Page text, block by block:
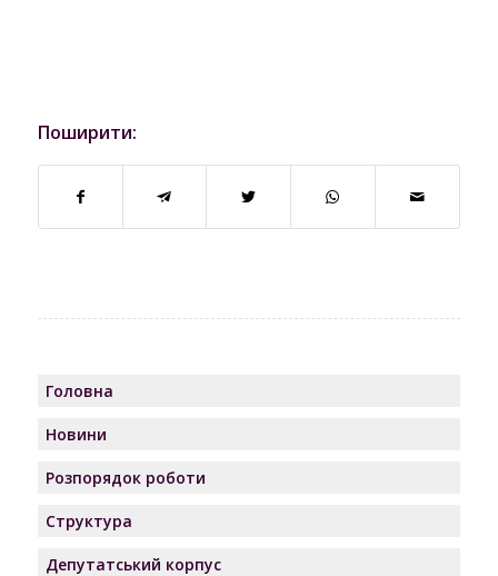
Поширити:
Головна
Новини
Розпорядок роботи
Структура
Депутатський корпус